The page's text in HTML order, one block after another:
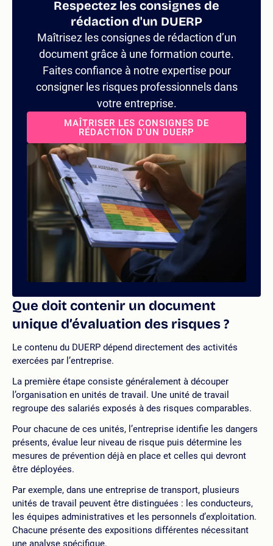
Respectez les consignes de
rédaction d'un DUERP
Maîtrisez les consignes de rédaction d’un
document grâce à une formation courte.
Faites confiance à notre expertise pour
consigner les risques professionnels dans
votre entreprise.
MAÎTRISER LES CONSIGNES DE
RÉDACTION D'UN DUERP
Que doit contenir un document
unique d’évaluation des risques ?
Le contenu du DUERP dépend directement des activités
exercées par l’entreprise.
La première étape consiste généralement à découper
l’organisation en unités de travail. Une unité de travail
regroupe des salariés exposés à des risques comparables.
Pour chacune de ces unités, l’entreprise identifie les dangers
présents, évalue leur niveau de risque puis détermine les
mesures de prévention déjà en place et celles qui devront
être déployées.
Par exemple, dans une entreprise de transport, plusieurs
unités de travail peuvent être distinguées : les conducteurs,
les équipes administratives et les personnels d’exploitation.
Chacune présente des expositions différentes nécessitant
une analyse spécifique.